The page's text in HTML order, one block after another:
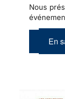
Nous
En